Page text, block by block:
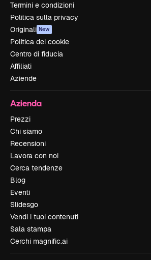
Termini e condizioni
Politica sulla privacy
Originali New
Politica dei cookie
Centro di fiducia
Affiliati
Aziende
Azienda
Prezzi
Chi siamo
Recensioni
Lavora con noi
Cerca tendenze
Blog
Eventi
Slidesgo
Vendi i tuoi contenuti
Sala stampa
Cerchi magnific.ai